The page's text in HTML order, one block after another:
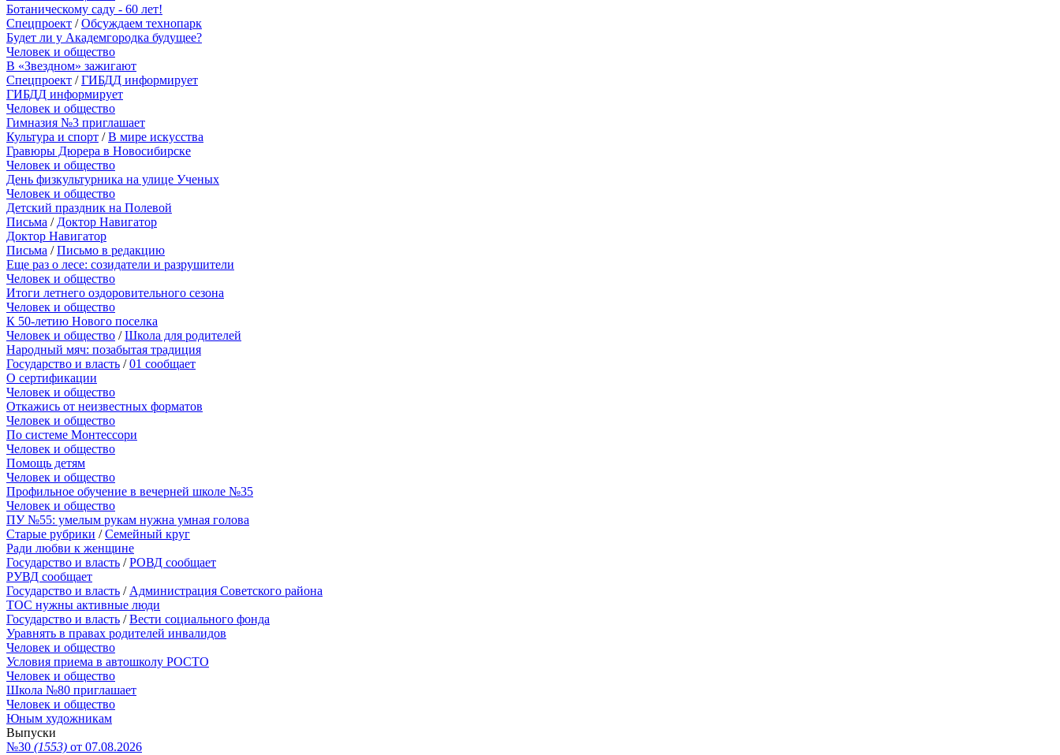
Ботаническому саду - 60 лет!
Спецпроект /Обсуждаем технопарк
Будет ли у Академгородка будущее?
Человек и общество
В «Звездном» зажигают
Спецпроект /ГИБДД информирует
ГИБДД информирует
Человек и общество
Гимназия №3 приглашает
Культура и спорт /В мире искусства
Гравюры Дюрера в Новосибирске
Человек и общество
День физкультурника на улице Ученых
Человек и общество
Детский праздник на Полевой
Письма / Доктор Навигатор
Доктор Навигатор
Письма /Письмо в редакцию
Еще раз о лесе: созидатели и разрушители
Человек и общество
Итоги летнего оздоровительного сезона
Человек и общество
К 50-летию Нового поселка
Человек и общество /Школа для родителей
Народный мяч: позабытая традиция
Государство и власть /01 сообщает
О сертификации
Человек и общество
Откажись от неизвестных форматов
Человек и общество
По системе Монтессори
Человек и общество
Помощь детям
Человек и общество
Профильное обучение в вечерней школе №35
Человек и общество
ПУ №55: умелым рукам нужна умная голова
Старые рубрики /Семейный круг
Ради любви к женщине
Государство и власть /РОВД сообщает
РУВД сообщает
Государство и власть / Администрация Советского района
ТОС нужны активные люди
Государство и власть /Вести социального фонда
Уравнять в правах родителей инвалидов
Человек и общество
Условия приема в автошколу РОСТО
Человек и общество
Школа №80 приглашает
Человек и общество
Юным художникам
Выпуски
№30 (1553) от 07.08.2026